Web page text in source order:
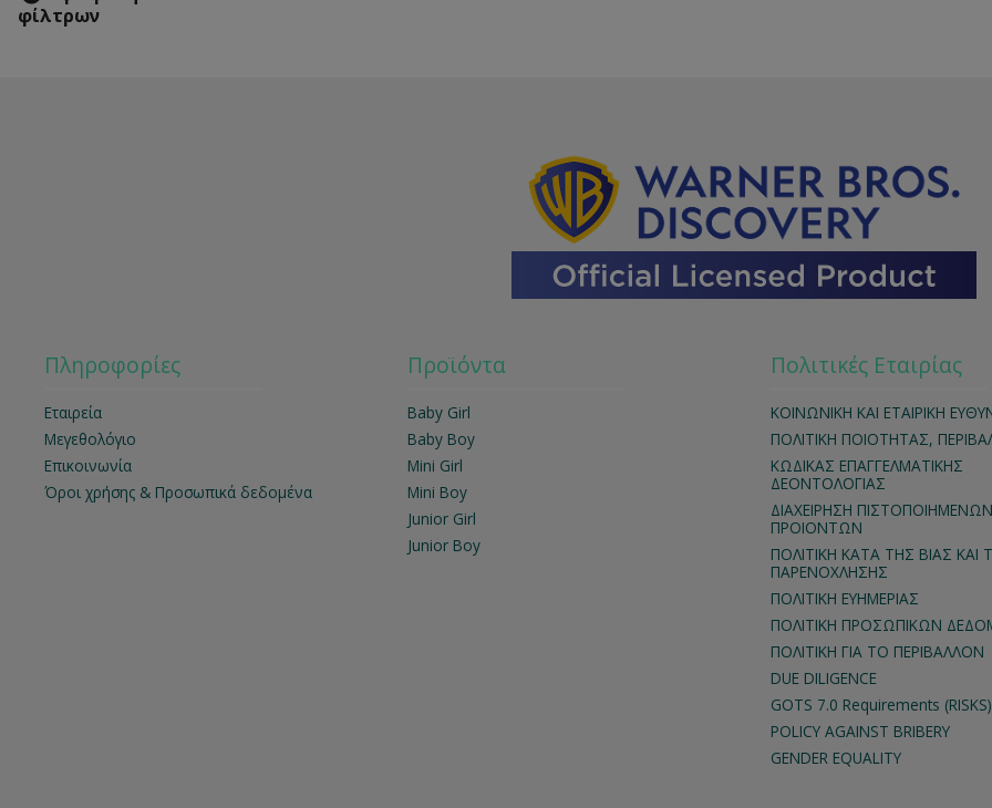
φίλτρων
Πληροφορίες
Εταιρεία
Μεγεθολόγιο
Επικοινωνία
Όροι χρήσης & Προσωπικά δεδομένα
Προϊόντα
Baby Girl
Baby Boy
Mini Girl
Mini Boy
Junior Girl
Junior Boy
Πολιτικές Εταιρίας
ΚΟΙΝΩΝΙΚΗ ΚΑΙ ΕΤΑΙΡΙΚΗ
ΠΟΛΙΤΙΚΗ ΠΟΙΟΤΗΤΑΣ,
ΚΩΔΙΚΑΣ ΕΠΑΓΓΕΛΜΑΤΙΚΗΣ
ΔΕΟΝΤΟΛΟΓΙΑΣ
ΔΙΑΧΕΙΡΗΣΗ ΠΙΣΤΟΠΟΙΗΜΕΝΩΝ
ΠΡΟΙΟΝΤΩΝ
ΠΟΛΙΤΙΚΗ ΚΑΤΑ ΤΗΣ ΒΙΑΣ ΚΑΙ
ΠΑΡΕΝΟΧΛΗΣΗΣ
ΠΟΛΙΤΙΚΗ ΕΥΗΜΕΡΙΑΣ
ΠΟΛΙΤΙΚΗ ΠΡΟΣΩΠΙΚΩΝ
ΠΟΛΙΤΙΚΗ ΓΙΑ ΤΟ ΠΕΡΙΒΑΛΛΟΝ
DUE DILIGENCE
GOTS 7.0 Requirements (RISKS)
POLICY AGAINST BRIBERY
GENDER EQUALITY